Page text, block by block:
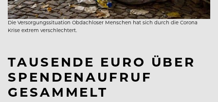
Die Versorgungssituation Obdachloser Menschen hat sich durch die Corona
Krise extrem verschlechtert.
TAUSENDE EURO ÜBER
SPENDENAUFRUF
GESAMMELT